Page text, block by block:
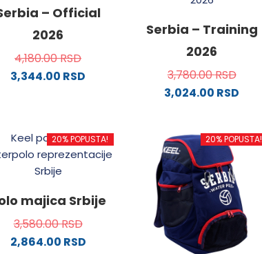
– Official
2026
4,180.00RSD
3,344.00 RSD
više
varijanti.
Opcije
mogu
biti
izabrane
na
Serbia – Training
2026
3,780.00RSD
3,024.00 RSD
ima
više
varijanti.
Opcije
mogu
biti
izabrane
20% POPUSTA!
majica Srbije
3,580.00RSD
2,864.00 RSD
20% POPUSTA!